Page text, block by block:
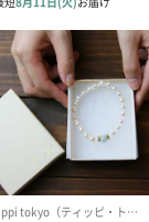
の入り方には個
同じにはなりま
ておりますの
ざいます。
ては入荷次第のお
ってご注文くだ
なりますのでご